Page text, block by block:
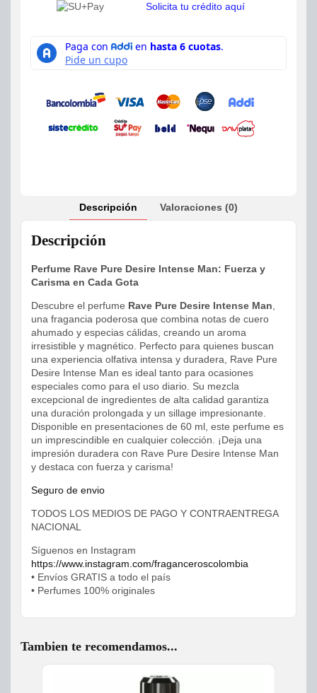
Solicita tu crédito aquí
Descripción Valoraciones (0)
Descripción
Perfume Rave Pure Desire Intense Man: Fuerza y
Carisma en Cada Gota
Descubre el perfume Rave Pure Desire Intense Man,
una fragancia poderosa que combina notas de cuero
ahumado y especias cálidas, creando un aroma
irresistible y magnético. Perfecto para quienes buscan
una experiencia olfativa intensa y duradera, Rave Pure
Desire Intense Man es ideal tanto para ocasiones
especiales como para el uso diario. Su mezcla
excepcional de ingredientes de alta calidad garantiza
una duración prolongada y un sillage impresionante.
Disponible en presentaciones de 60 ml, este perfume es
un imprescindible en cualquier colección. ¡Deja una
impresión duradera con Rave Pure Desire Intense Man
y destaca con fuerza y carisma!
Seguro de envio
TODOS LOS MEDIOS DE PAGO Y CONTRAENTREGA
NACIONAL
Síguenos en Instagram
https://www.instagram.com/fraganceroscolombia
• Envíos GRATIS a todo el país
• Perfumes 100% originales
Tambien te recomendamos...